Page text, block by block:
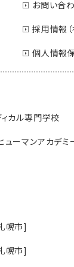
お問い合
採用情報
個人情報
ィカル専門学校
ューマンアカデミ
幌市]
幌市]